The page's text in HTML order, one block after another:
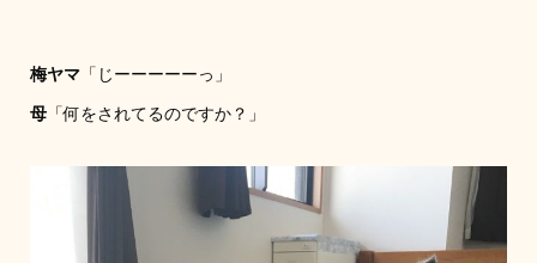
梅ヤマ「じーーーーーっ」
母「何をされてるのですか？」